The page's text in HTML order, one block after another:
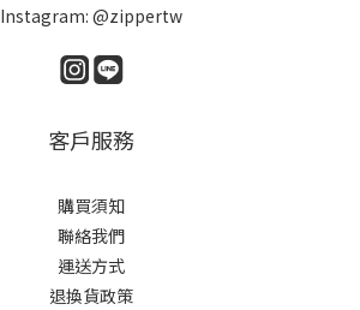
Instagram: @zippertw
客戶服務
購買須知
聯絡我們
運送方式
退換貨政策